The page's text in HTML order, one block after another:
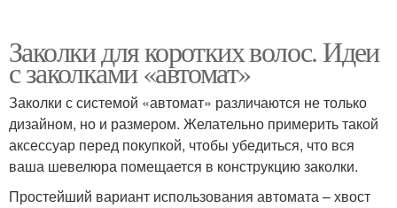
Волос в домашних
условиях
Быстрая прическа
Заколки для коротких волос. Идеи
с заколками «автомат»
Заколки с системой «автомат» различаются не только
дизайном, но и размером. Желательно примерить такой
аксессуар перед покупкой, чтобы убедиться, что вся
ваша шевелюра помещается в конструкцию заколки.
Простейший вариант использования автомата – хвост